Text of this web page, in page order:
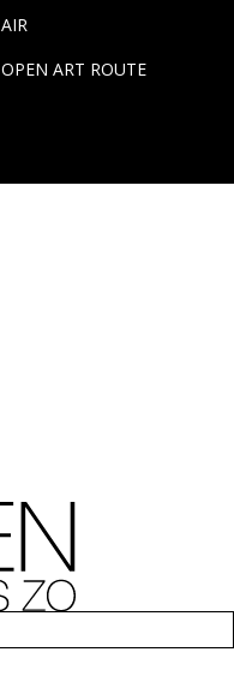
AIR
OPEN ART ROUTE